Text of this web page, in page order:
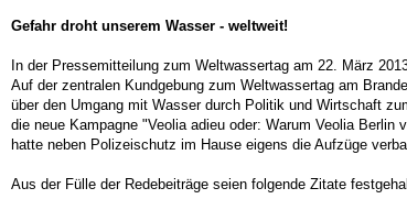
Gefahr droht unserem Wasser - weltweit!
In der Pressemitteilung zum Weltwassertag am 22. März
Auf der zentralen Kundgebung zum Weltwassertag am
über den Umgang mit Wasser durch Politik und Wirtschaft
die neue Kampagne "Veolia adieu oder: Warum Veolia
hatte neben Polizeischutz im Hause eigens die Aufzüge
Aus der Fülle der Redebeiträge seien folgende Zitate